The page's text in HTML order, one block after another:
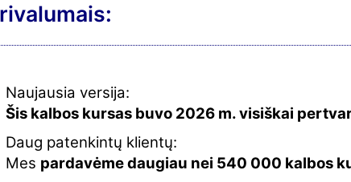
Naujausia versija:
Šis kalbos kursas buvo 2026 m. visiškai
Daug patenkintų klientų:
Mes pardavėme daugiau nei 540 000 kalbos